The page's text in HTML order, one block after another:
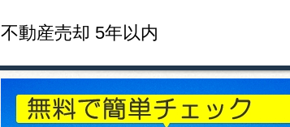
不動産売却 5年以内